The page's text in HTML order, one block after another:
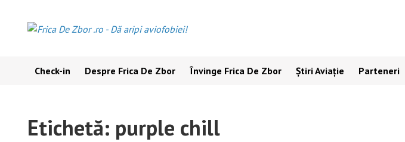
content
Check-in Despre Frica De Zbor Învinge Frica De Zbor Știri Aviație Parteneri
Etichetă: purple chill